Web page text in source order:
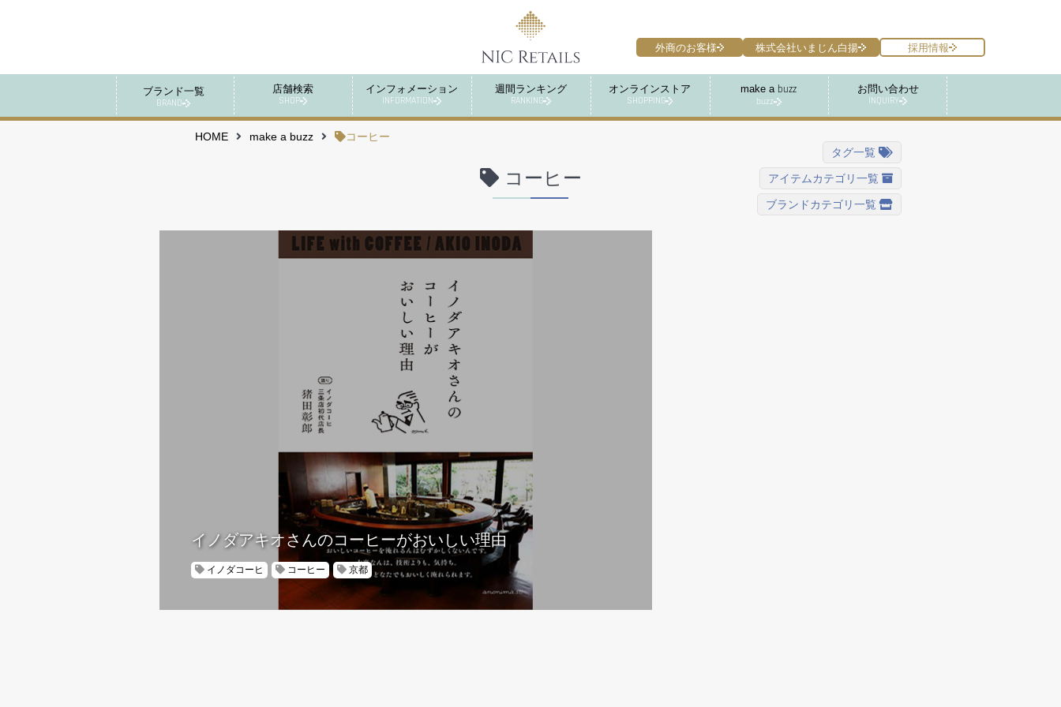
ブランド一覧
BRAND
店舗検索
SHOP
インフォメーション
INFORMATION
週間ランキング
RANKING
オンラインストア
SHOPPING
make a buzz
buzz
お問い合わせ
INQUIRY
外商のお客様 株式会社いまじん白揚 採用情報
HOME make a buzz コーヒー
コーヒー
タグ一覧
アイテムカテゴリ一覧
ブランドカテゴリ一覧
イノダアキオさんのコーヒーがおいしい理由
イノダコーヒ コーヒー 京都